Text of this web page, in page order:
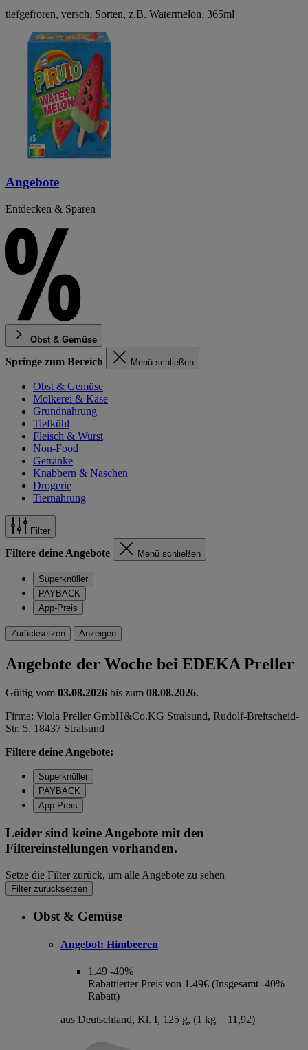
tiefgefroren, versch. Sorten, z.B. Watermelon, 365ml
Angebote
Entdecken & Sparen
Obst & Gemüse
Springe zum Bereich Menü schließen
Obst & Gemüse
Molkerei & Käse
Grundnahrung
Tiefkühl
Fleisch & Wurst
Non-Food
Getränke
Knabbern & Naschen
Drogerie
Tiernahrung
Filter
Filtere deine Angebote Menü schließen
Superknüller
PAYBACK
App-Preis
Zurücksetzen Anzeigen
Angebote der Woche bei EDEKA Preller
Gültig vom 03.08.2026 bis zum 08.08.2026.
Firma: Viola Preller GmbH&Co.KG Stralsund, Rudolf-Breitscheid-
Str. 5, 18437 Stralsund
Filtere deine Angebote:
Superknüller
PAYBACK
App-Preis
Leider sind keine Angebote mit den
Filtereinstellungen vorhanden.
Setze die Filter zurück, um alle Angebote zu sehen
Filter zurücksetzen
Obst & Gemüse
Angebot: Himbeeren
1.49 -40%
Rabattierter Preis von 1.49€ (Insgesamt -40%
Rabatt)
aus Deutschland, Kl. I, 125 g, (1 kg = 11,92)